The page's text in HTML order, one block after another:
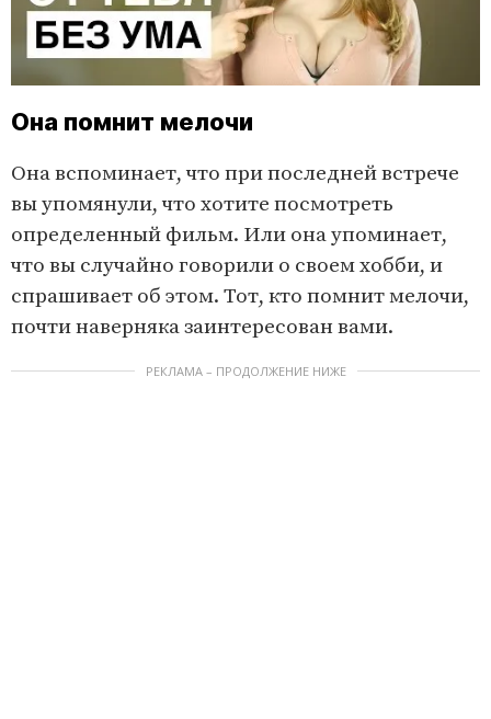
Она помнит мелочи
Она вспоминает, что при последней встрече
вы упомянули, что хотите посмотреть
определенный фильм. Или она упоминает,
что вы случайно говорили о своем хобби, и
спрашивает об этом. Тот, кто помнит мелочи,
почти наверняка заинтересован вами.
РЕКЛАМА – ПРОДОЛЖЕНИЕ НИЖЕ